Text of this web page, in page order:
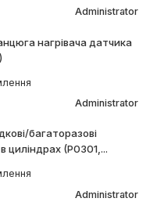
Administrator
нагрівача датчика
Administrator
багаторазові
циліндрах (P0301,...
Administrator